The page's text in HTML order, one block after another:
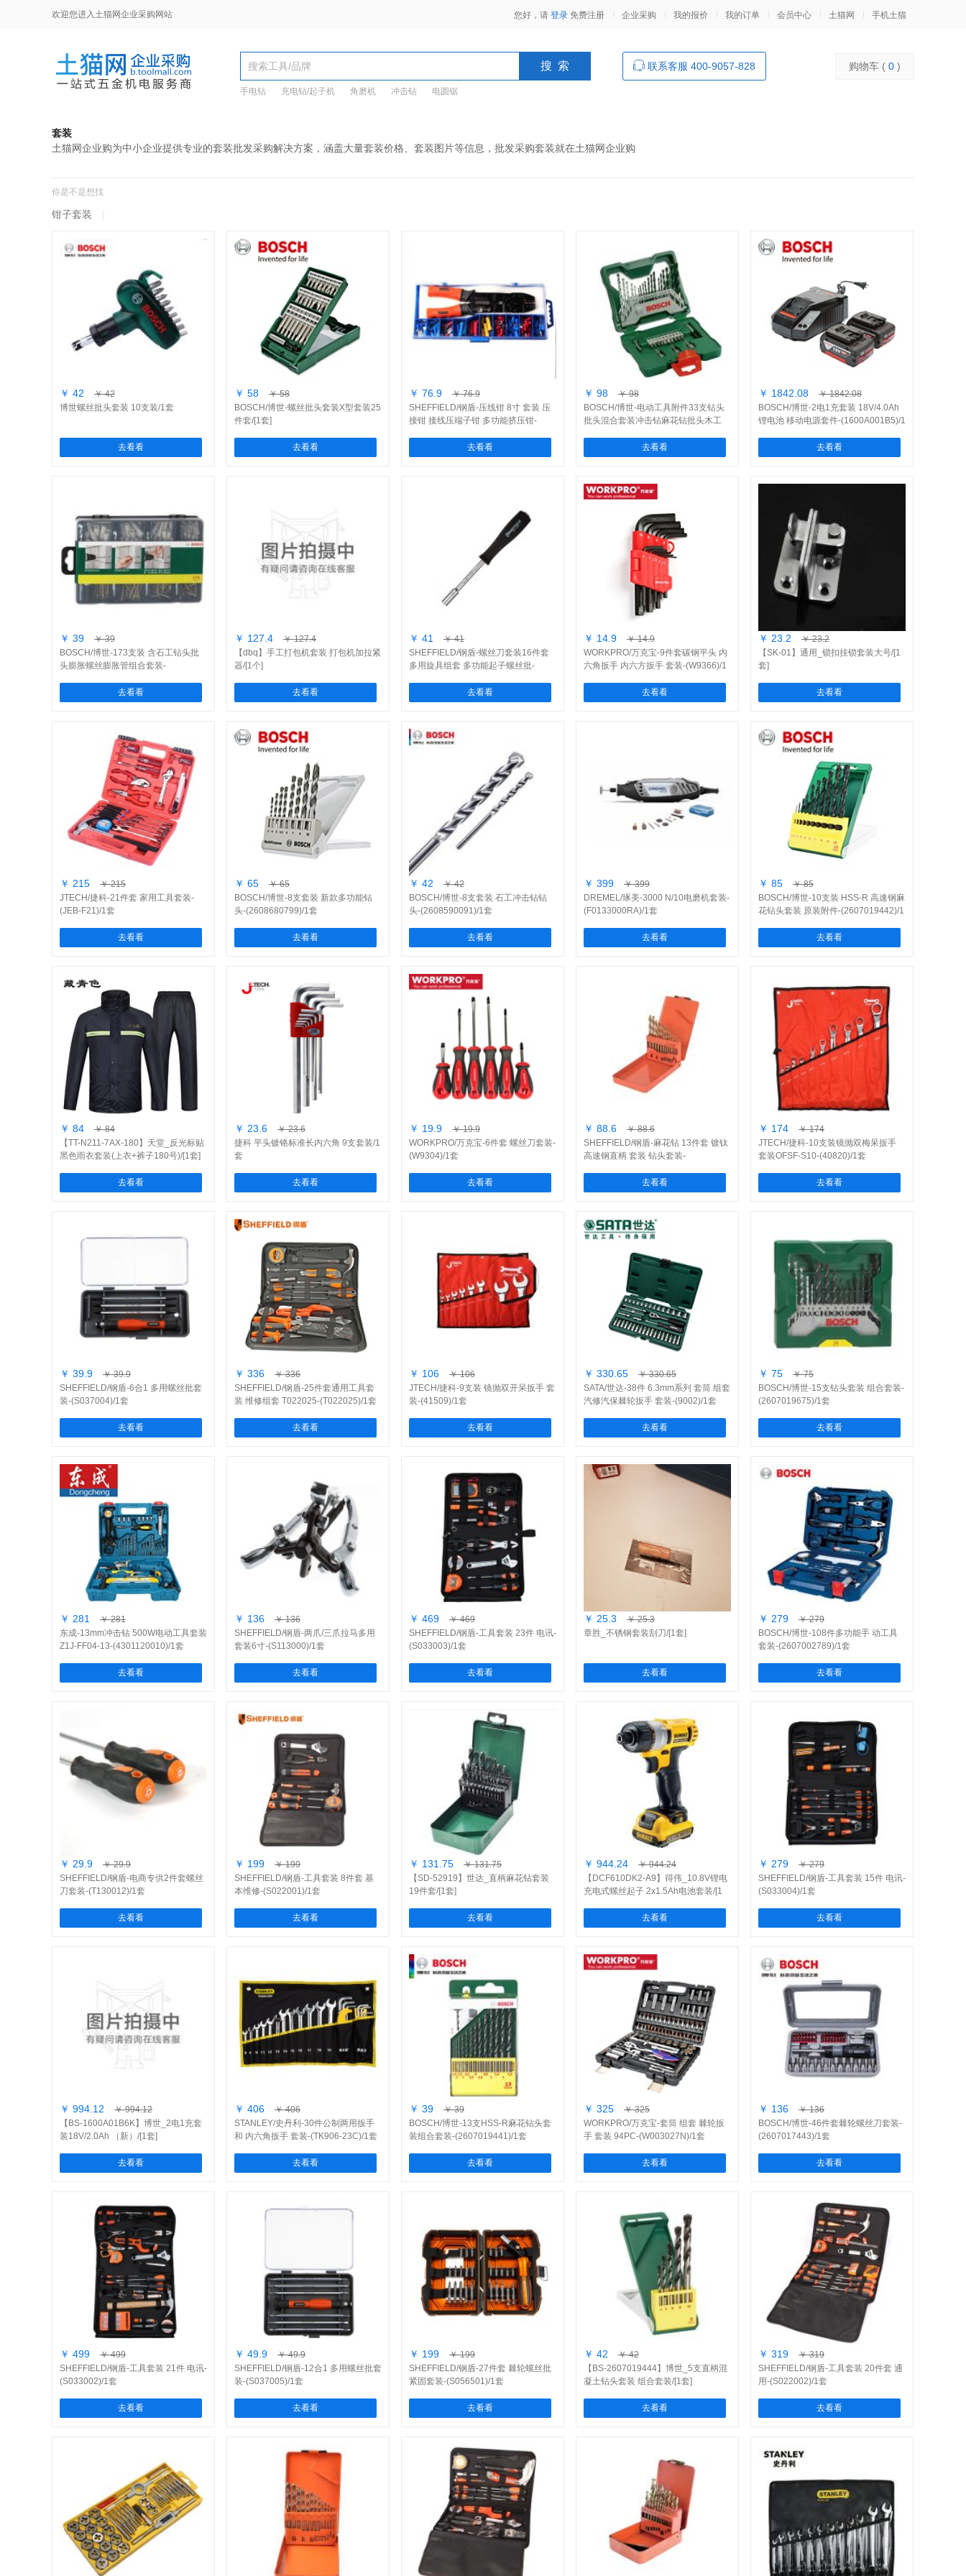
欢迎您进入土猫网企业采购网站 您好，请 登录 免费注册 企业采购 我的报价 我的订单 会员中心 土猫网 手机土猫
手电钻 充电钻/起子机 角磨机 冲击钻 电圆锯
联系客服 400-9057-828 购物车 ( 0 )
套装
土猫网企业购为中小企业提供专业的套装批发采购解决方案，涵盖大量套装价格、套装图片等信息，批发采购套装就在土猫网企业购
你是不是想找
钳子套装
￥ 42
￥ 42
博世螺丝批头套装 10支装/1套
去看看
￥ 58
￥ 58
BOSCH/博世-螺丝批头套装X型套装25
件套/[1套]
去看看
￥ 76.9
￥ 76.9
SHEFFIELD/钢盾-压线钳 8寸 套装 压
接钳 接线压端子钳 多功能挤压钳-
去看看
￥ 98
￥ 98
BOSCH/博世-电动工具附件33支钻头
批头混合套装冲击钻麻花钻批头木工
去看看
￥ 1842.08
￥ 1842.08
BOSCH/博世-2电1充套装 18V/4.0Ah
锂电池 移动电源套件-(1600A001B5)/1
去看看
￥ 39
￥ 39
BOSCH/博世-173支装 含石工钻头批
头膨胀螺丝膨胀管组合套装-
去看看
￥ 127.4
￥ 127.4
【dbq】手工打包机套装 打包机加拉紧
器/[1个]
去看看
￥ 41
￥ 41
SHEFFIELD/钢盾-螺丝刀套装16件套
多用旋具组套 多功能起子螺丝批-
去看看
￥ 14.9
￥ 14.9
WORKPRO/万克宝-9件套碳钢平头 内
六角扳手 内六方扳手 套装-(W9366)/1
去看看
￥ 23.2
￥ 23.2
【SK-01】通用_锁扣挂锁套装大号/[1
套]
去看看
￥ 215
￥ 215
JTECH/捷科-21件套 家用工具套装-
(JEB-F21)/1套
去看看
￥ 65
￥ 65
BOSCH/博世-8支套装 新款多功能钻
头-(2608680799)/1套
去看看
￥ 42
￥ 42
BOSCH/博世-8支套装 石工冲击钻钻
头-(2608590091)/1套
去看看
￥ 399
￥ 399
DREMEL/琢美-3000 N/10电磨机套装-
(F0133000RA)/1套
去看看
￥ 85
￥ 85
BOSCH/博世-10支装 HSS-R 高速钢麻
花钻头套装 原装附件-(2607019442)/1
去看看
￥ 84
￥ 84
【TT-N211-7AX-180】天堂_反光标贴
黑色雨衣套装(上衣+裤子180号)/[1套]
去看看
￥ 23.6
￥ 23.6
捷科 平头镀铬标准长内六角 9支套装/1
套
去看看
￥ 19.9
￥ 19.9
WORKPRO/万克宝-6件套 螺丝刀套装-
(W9304)/1套
去看看
￥ 88.6
￥ 88.6
SHEFFIELD/钢盾-麻花钻 13件套 镀钛
高速钢直柄 套装 钻头套装-
去看看
￥ 174
￥ 174
JTECH/捷科-10支装镜抛双梅呆扳手
套装OFSF-S10-(40820)/1套
去看看
￥ 39.9
￥ 39.9
SHEFFIELD/钢盾-6合1 多用螺丝批套
装-(S037004)/1套
去看看
￥ 336
￥ 336
SHEFFIELD/钢盾-25件套通用工具套
装 维修组套 T022025-(T022025)/1套
去看看
￥ 106
￥ 106
JTECH/捷科-9支装 镜抛双开呆扳手 套
装-(41509)/1套
去看看
￥ 330.65
￥ 330.65
SATA/世达-38件 6.3mm系列 套筒 组套
汽修汽保棘轮扳手 套装-(9002)/1套
去看看
￥ 75
￥ 75
BOSCH/博世-15支钻头套装 组合套装-
(2607019675)/1套
去看看
￥ 281
￥ 281
东成-13mm冲击钻 500W电动工具套装
Z1J-FF04-13-(4301120010)/1套
去看看
￥ 136
￥ 136
SHEFFIELD/钢盾-两爪/三爪拉马多用
套装6寸-(S113000)/1套
去看看
￥ 469
￥ 469
SHEFFIELD/钢盾-工具套装 23件 电讯-
(S033003)/1套
去看看
￥ 25.3
￥ 25.3
章胜_不锈钢套装刮刀/[1套]
去看看
￥ 279
￥ 279
BOSCH/博世-108件多功能手 动工具
套装-(2607002789)/1套
去看看
￥ 29.9
￥ 29.9
SHEFFIELD/钢盾-电商专供2件套螺丝
刀套装-(T130012)/1套
去看看
￥ 199
￥ 199
SHEFFIELD/钢盾-工具套装 8件套 基
本维修-(S022001)/1套
去看看
￥ 131.75
￥ 131.75
【SD-52919】世达_直柄麻花钻套装
19件套/[1套]
去看看
￥ 944.24
￥ 944.24
【DCF610DK2-A9】得伟_10.8V锂电
充电式螺丝起子 2x1.5Ah电池套装/[1
去看看
￥ 279
￥ 279
SHEFFIELD/钢盾-工具套装 15件 电讯-
(S033004)/1套
去看看
￥ 994.12
￥ 994.12
【BS-1600A01B6K】博世_2电1充套
装18V/2.0Ah （新）/[1套]
去看看
￥ 406
￥ 406
STANLEY/史丹利-30件公制两用扳手
和 内六角扳手 套装-(TK906-23C)/1套
去看看
￥ 39
￥ 39
BOSCH/博世-13支HSS-R麻花钻头套
装组合套装-(2607019441)/1套
去看看
￥ 325
￥ 325
WORKPRO/万克宝-套筒 组套 棘轮扳
手 套装 94PC-(W003027N)/1套
去看看
￥ 136
￥ 136
BOSCH/博世-46件套棘轮螺丝刀套装-
(2607017443)/1套
去看看
￥ 499
￥ 499
SHEFFIELD/钢盾-工具套装 21件 电讯-
(S033002)/1套
去看看
￥ 49.9
￥ 49.9
SHEFFIELD/钢盾-12合1 多用螺丝批套
装-(S037005)/1套
去看看
￥ 199
￥ 199
SHEFFIELD/钢盾-27件套 棘轮螺丝批
紧固套装-(S056501)/1套
去看看
￥ 42
￥ 42
【BS-2607019444】博世_5支直柄混
凝土钻头套装 组合套装/[1套]
去看看
￥ 319
￥ 319
SHEFFIELD/钢盾-工具套装 20件套 通
用-(S022002)/1套
去看看